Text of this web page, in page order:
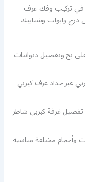
في تركيب وفك غرف
درج وابواب وشبابيك
بخ وتفصيل ديوانيات
عبر حداد غرف كيربي
تفصيل غرفة كيربي شاطر
مختلفة مناسبة